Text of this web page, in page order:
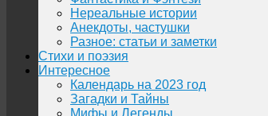
Нереальные истории
Анекдоты, частушки
Разное: статьи и заметки
Стихи и поэзия
Интересное
Календарь на 2023 год
Загадки и Тайны
Мифы и Легенды